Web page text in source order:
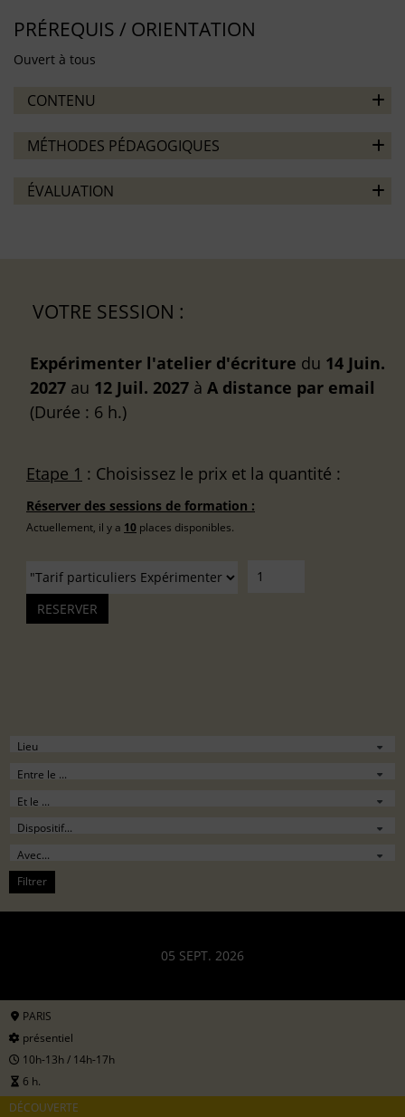
PRÉREQUIS / ORIENTATION
Ouvert à tous
CONTENU
MÉTHODES PÉDAGOGIQUES
ÉVALUATION
VOTRE SESSION :
Expérimenter l'atelier d'écriture du 14 Juin.
2027 au 12 Juil. 2027 à A distance par email
(Durée : 6 h.)
Etape 1 : Choisissez le prix et la quantité :
Réserver des sessions de formation :
Actuellement, il y a 10 places disponibles.
Filtrer
05 SEPT. 2026
PARIS
présentiel
10h-13h / 14h-17h
6 h.
DÉCOUVERTE